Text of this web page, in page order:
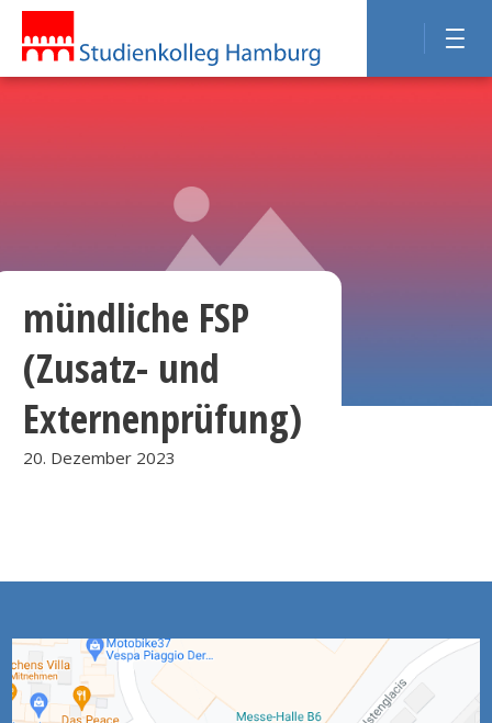
mündliche FSP
(Zusatz- und
Externenprüfung)
20. Dezember 2023